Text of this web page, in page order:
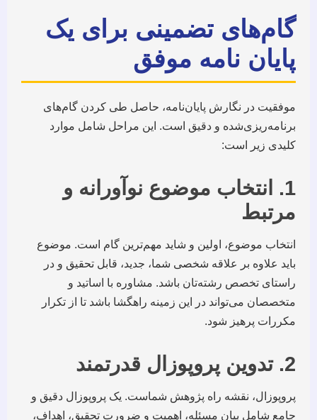
گام‌های تضمینی برای یک
پایان نامه موفق
موفقیت در نگارش پایان‌نامه، حاصل طی کردن گام‌های
برنامه‌ریزی‌شده و دقیق است. این مراحل شامل موارد
کلیدی زیر است:
1. انتخاب موضوع نوآورانه و
مرتبط
انتخاب موضوع، اولین و شاید مهم‌ترین گام است. موضوع
باید علاوه بر علاقه شخصی شما، جدید، قابل تحقیق و در
راستای تخصص رشته‌تان باشد. مشاوره با اساتید و
متخصصان می‌تواند در این زمینه راهگشا باشد تا از تکرار
مکررات پرهیز شود.
2. تدوین پروپوزال قدرتمند
پروپوزال، نقشه راه پژوهش شماست. یک پروپوزال دقیق و
جامع شامل بیان مسئله، اهمیت و ضرورت تحقیق، اهداف،